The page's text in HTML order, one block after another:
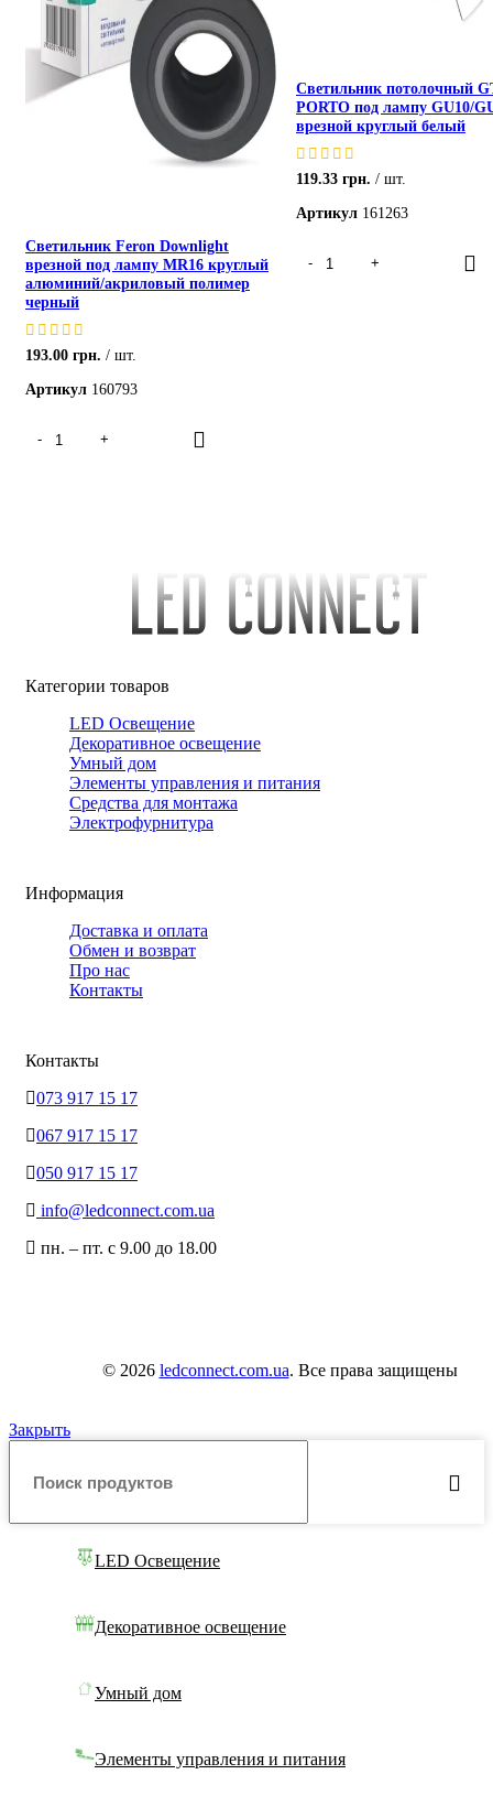
Светильник Feron Downlight
врезной под лампу MR16 круглый
алюминий/акриловый полимер
черный
193.00 грн.
шт.
Артикул 160793
Светильник потолочный
PORTO под лампу GU10/
врезной круглый белый
119.33 грн.
шт.
Артикул 161263
Категории товаров
LED Освещение
Декоративное освещение
Умный дом
Элементы управления и питания
Средства для монтажа
Электрофурнитура
Информация
Доставка и оплата
Обмен и возврат
Про нас
Контакты
Контакты
073 917 15 17
067 917 15 17
050 917 15 17
info@ledconnect.com.ua
пн. – пт. с 9.00 до 18.00
© 2026 ledconnect.com.ua. Все права защищены
Закрыть
LED Освещение
Декоративное освещение
Умный дом
Элементы управления и питания